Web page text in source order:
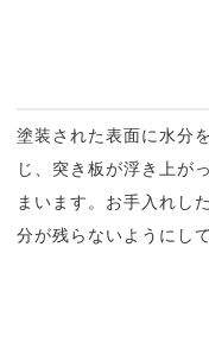
塗装された表面に水分
じ、突き板が浮き上が
まいます。お手入れし
分が残らないようにし